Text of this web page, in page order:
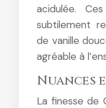
acidulée.
subtilement
de vanille
agréable à
Nuances
La finesse de